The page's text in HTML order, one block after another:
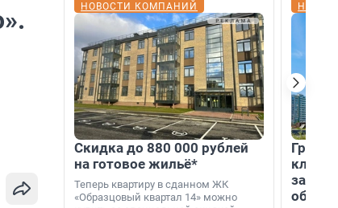
НОВОСТИ КОМПАНИЙ
Скидка до 880 000 рублей
на готовое жильё*
Теперь квартиру в сданном ЖК
«Образцовый квартал 14» можно